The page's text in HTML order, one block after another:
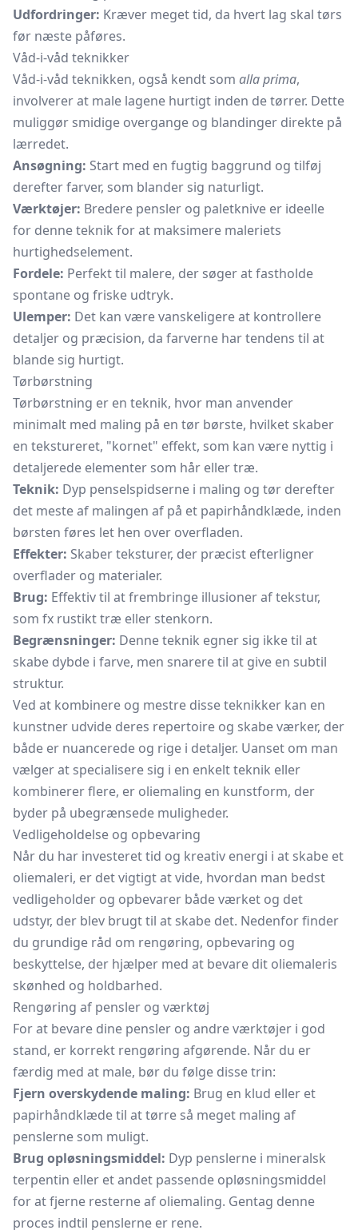
Udfordringer: Kræver meget tid, da hvert lag skal tørs
før næste påføres.
Våd-i-våd teknikker
Våd-i-våd teknikken, også kendt som alla prima,
involverer at male lagene hurtigt inden de tørrer. Dette
muliggør smidige overgange og blandinger direkte på
lærredet.
Ansøgning: Start med en fugtig baggrund og tilføj
derefter farver, som blander sig naturligt.
Værktøjer: Bredere pensler og paletknive er ideelle
for denne teknik for at maksimere maleriets
hurtighedselement.
Fordele: Perfekt til malere, der søger at fastholde
spontane og friske udtryk.
Ulemper: Det kan være vanskeligere at kontrollere
detaljer og præcision, da farverne har tendens til at
blande sig hurtigt.
Tørbørstning
Tørbørstning er en teknik, hvor man anvender
minimalt med maling på en tør børste, hvilket skaber
en tekstureret, "kornet" effekt, som kan være nyttig i
detaljerede elementer som hår eller træ.
Teknik: Dyp penselspidserne i maling og tør derefter
det meste af malingen af på et papirhåndklæde, inden
børsten føres let hen over overfladen.
Effekter: Skaber teksturer, der præcist efterligner
overflader og materialer.
Brug: Effektiv til at frembringe illusioner af tekstur,
som fx rustikt træ eller stenkorn.
Begrænsninger: Denne teknik egner sig ikke til at
skabe dybde i farve, men snarere til at give en subtil
struktur.
Ved at kombinere og mestre disse teknikker kan en
kunstner udvide deres repertoire og skabe værker, der
både er nuancerede og rige i detaljer. Uanset om man
vælger at specialisere sig i en enkelt teknik eller
kombinerer flere, er oliemaling en kunstform, der
byder på ubegrænsede muligheder.
Vedligeholdelse og opbevaring
Når du har investeret tid og kreativ energi i at skabe et
oliemaleri, er det vigtigt at vide, hvordan man bedst
vedligeholder og opbevarer både værket og det
udstyr, der blev brugt til at skabe det. Nedenfor finder
du grundige råd om rengøring, opbevaring og
beskyttelse, der hjælper med at bevare dit oliemaleris
skønhed og holdbarhed.
Rengøring af pensler og værktøj
For at bevare dine pensler og andre værktøjer i god
stand, er korrekt rengøring afgørende. Når du er
færdig med at male, bør du følge disse trin:
Fjern overskydende maling: Brug en klud eller et
papirhåndklæde til at tørre så meget maling af
penslerne som muligt.
Brug opløsningsmiddel: Dyp penslerne i mineralsk
terpentin eller et andet passende opløsningsmiddel
for at fjerne resterne af oliemaling. Gentag denne
proces indtil penslerne er rene.